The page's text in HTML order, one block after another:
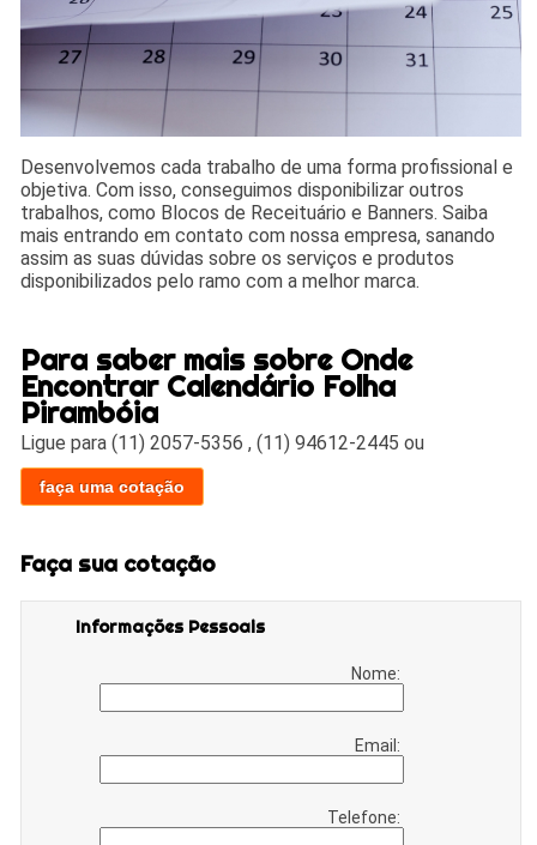
Desenvolvemos cada trabalho de uma forma profissional e
objetiva. Com isso, conseguimos disponibilizar outros
trabalhos, como Blocos de Receituário e Banners. Saiba
mais entrando em contato com nossa empresa, sanando
assim as suas dúvidas sobre os serviços e produtos
disponibilizados pelo ramo com a melhor marca.
Para saber mais sobre Onde
Encontrar Calendário Folha
Pirambóia
Ligue para(11) 2057-5356 ,(11) 94612-2445 ou
faça uma cotação
Faça sua cotação
Informações Pessoais
Nome:
Email:
Telefone: